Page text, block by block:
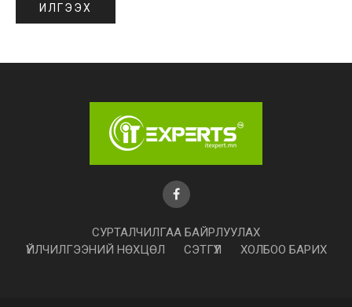
СУРТАЛЧИЛГАА БАЙРЛУУЛАХ
ҮЙЛЧИЛГЭЭНИЙ НӨХЦӨЛ
СЭТГҮҮЛ ХОЛБОО БАРИХ